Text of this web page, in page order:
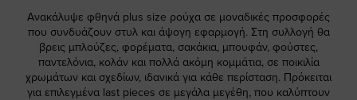
Ανακάλυψε φθηνά plus size ρούχα σε μοναδικές προσφορές
που συνδυάζουν στυλ και άψογη εφαρμογή. Στη συλλογή θα
βρεις μπλούζες, φορέματα, σακάκια, μπουφάν, φούστες,
παντελόνια, κολάν και πολλά ακόμη κομμάτια, σε ποικιλία
χρωμάτων και σχεδίων, ιδανικά για κάθε περίσταση. Πρόκειται
για επιλεγμένα last pieces σε μεγάλα μεγέθη, που καλύπτουν